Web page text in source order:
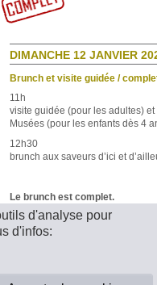
d'analyse pour
d'infos:
DIMANCHE 12 JANVIER
Brunch et visite guidée /
11h
visite guidée (pour les adultes)
Musées (pour les enfants dès 4
12h30
brunch aux saveurs d’ici et
Le brunch est complet.
< RETOUR